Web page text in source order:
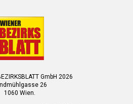
GmbH 2026
26
1060 Wien.